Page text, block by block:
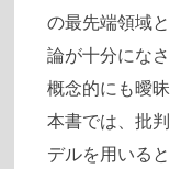
の最先端領域
論が十分にな
概念的にも曖
本書では、批
デルを用いる